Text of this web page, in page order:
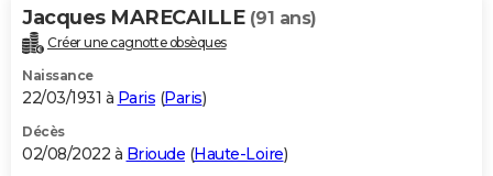
Jacques MARECAILLE (91 ans)
Créer une cagnotte obsèques
Naissance
22/03/1931 à Paris (Paris)
Décès
02/08/2022 à Brioude (Haute-Loire)